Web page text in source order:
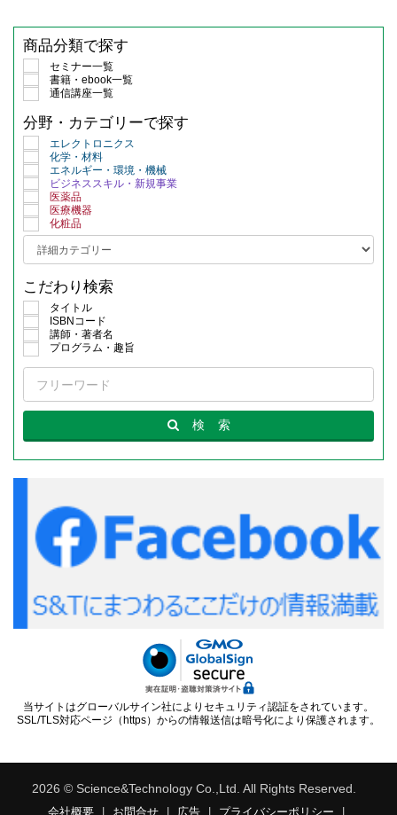
商品分類で探す
セミナー一覧
書籍・ebook一覧
通信講座一覧
分野・カテゴリーで探す
エレクトロニクス
化学・材料
エネルギー・環境・機械
ビジネススキル・新規事業
医薬品
医療機器
化粧品
こだわり検索
タイトル
ISBNコード
講師・著者名
プログラム・趣旨
検 索
当サイトはグローバルサイン社によりセキュリティ認証をされています。
SSL/TLS対応ページ（https）からの情報送信は暗号化により保護されます。
2026 © Science&Technology Co.,Ltd. All Rights Reserved.